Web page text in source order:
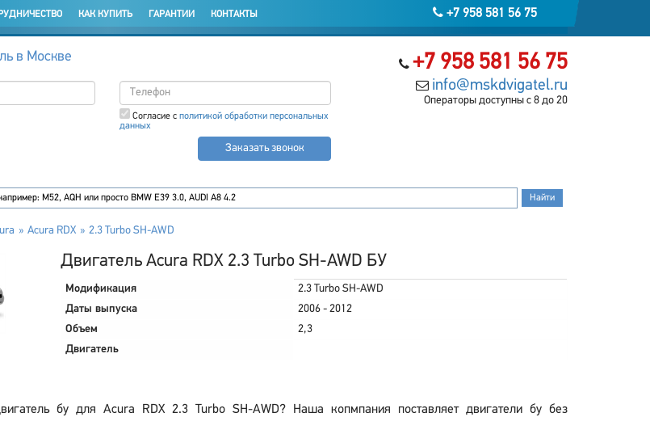
+7 958 581 56 75
КАК КУПИТЬ ГАРАНТИИ КОНТАКТЫ
+7 958 581 56 75
info@mskdvigatel.ru
Операторы доступны с 8 до 20
в Москве
Согласие с политикой обработки персональных
данных
Заказать звонок
Acura RDX 2.3 Turbo SH-AWD
Двигатель Acura RDX 2.3 Turbo SH-AWD БУ
Модификация
2.3 Turbo SH-AWD
Даты выпуска
2006 - 2012
Объем
2,3
Двигатель
бу для Acura RDX 2.3 Turbo SH-AWD? Наша копмпания поставляет двигатели бу без